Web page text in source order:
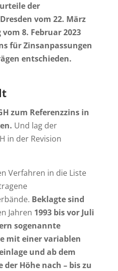
der
vom 22. März
8. Februar 2023
für Zinsanpassungen
entschieden.
zum Referenzzins in
Und lag der
in der Revision
Verfahren in die Liste
Beklagte sind
Jahren 1993 bis vor Juli
sogenannte
mit einer variablen
und ab dem
Höhe nach – bis zu